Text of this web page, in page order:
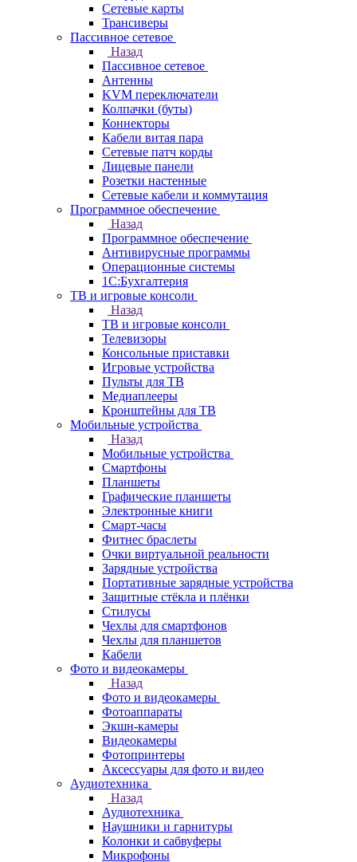
Сетевые карты
Трансиверы
Пассивное сетевое
Назад
Пассивное сетевое
Антенны
KVM переключатели
Колпачки (буты)
Коннекторы
Кабели витая пара
Сетевые патч корды
Лицевые панели
Розетки настенные
Сетевые кабели и коммутация
Программное обеспечение
Назад
Программное обеспечение
Антивирусные программы
Операционные системы
1С:Бухгалтерия
ТВ и игровые консоли
Назад
ТВ и игровые консоли
Телевизоры
Консольные приставки
Игровые устройства
Пульты для ТВ
Медиаплееры
Кронштейны для ТВ
Мобильные устройства
Назад
Мобильные устройства
Смартфоны
Планшеты
Графические планшеты
Электронные книги
Смарт-часы
Фитнес браслеты
Очки виртуальной реальности
Зарядные устройства
Портативные зарядные устройства
Защитные стёкла и плёнки
Стилусы
Чехлы для смартфонов
Чехлы для планшетов
Кабели
Фото и видеокамеры
Назад
Фото и видеокамеры
Фотоаппараты
Экшн-камеры
Видеокамеры
Фотопринтеры
Аксессуары для фото и видео
Аудиотехника
Назад
Аудиотехника
Наушники и гарнитуры
Колонки и сабвуферы
Микрофоны